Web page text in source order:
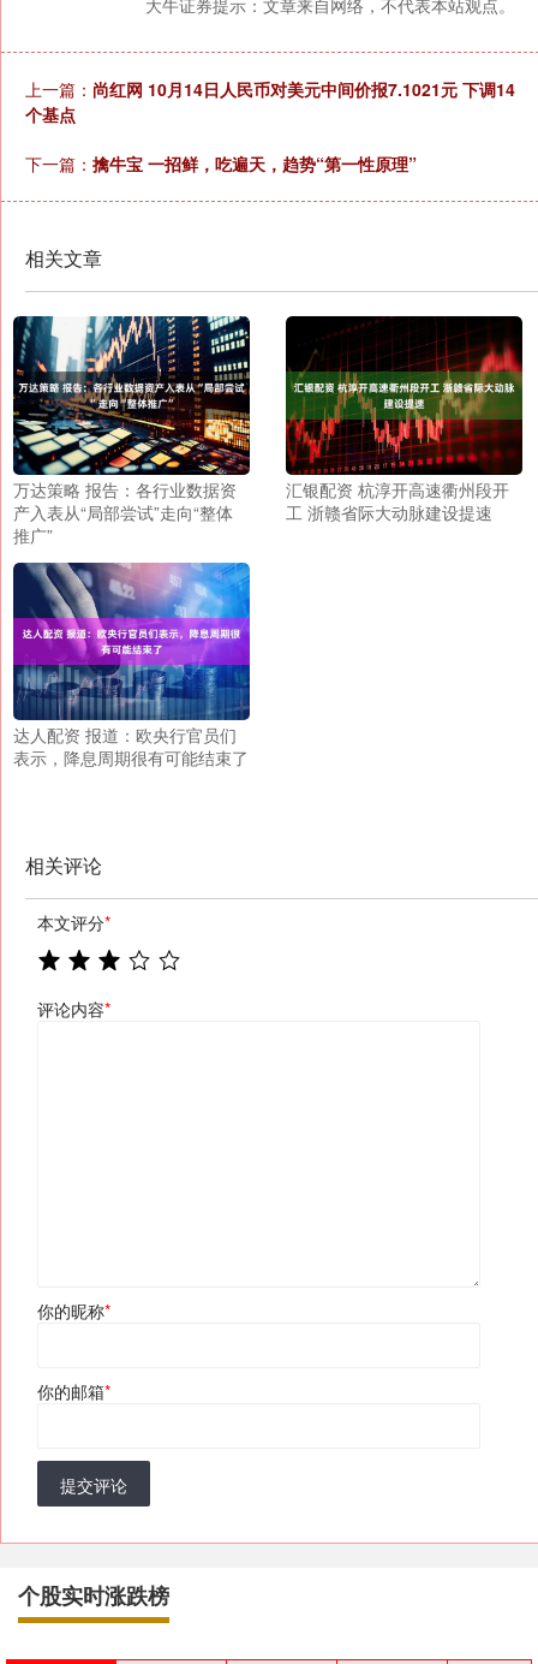
大牛证券提示：文章来自网络，不代表本站观点。
上一篇： 尚红网 10月14日人民币对美元中间价报7.1021元 下调14
个基点
下一篇： 擒牛宝 一招鲜，吃遍天，趋势“第一性原理”
相关文章
万达策略 报告：各行业数据资
产入表从“局部尝试”走向“整体
推广”
汇银配资 杭淳开高速衢州段开
工 浙赣省际大动脉建设提速
达人配资 报道：欧央行官员们
表示，降息周期很有可能结束了
相关评论
本文评分*
评论内容*
你的昵称*
你的邮箱*
提交评论
个股实时涨跌榜